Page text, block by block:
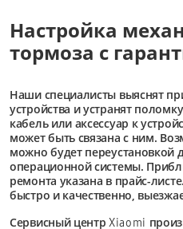
Настройка
тормоза с
Наши специалисты выяснят
устройства и устранят
кабель или аксессуар к
может быть связана с ним.
можно будет переустановкой
операционной системы.
ремонта указана в прайс-
быстро и качественно,
Сервисный центрXiaomi